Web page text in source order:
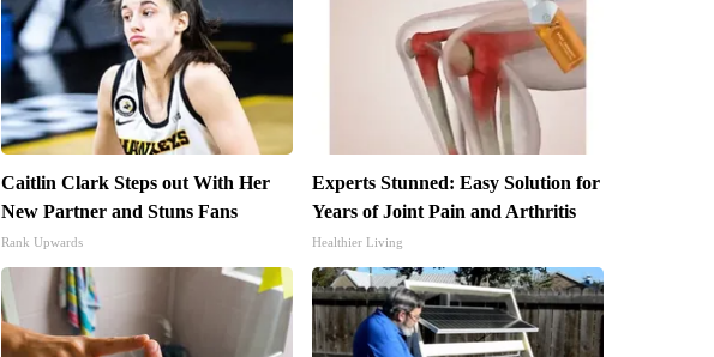
Caitlin Clark Steps out With Her
New Partner and Stuns Fans
Rank Upwards
Experts Stunned: Easy Solution for
Years of Joint Pain and Arthritis
Healthier Living